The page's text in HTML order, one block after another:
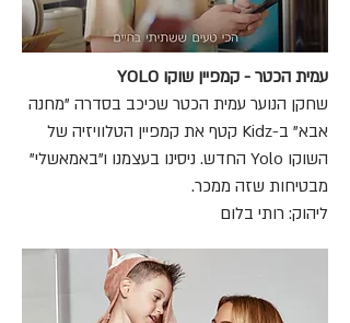
עמית הכטר - קמפיין שוקו YOLO
שחקן הנוער עמית הכטר שכיכב בסדרה "מחנה
אבא" ב-Kidz קטף את קמפיין הטלוויזיה של
השוקו Yolo החדש. ניסינו בעצמנו ו"באמאשלי"
מבטיחות שזה ממכר.
ליהוק: רותי בלום